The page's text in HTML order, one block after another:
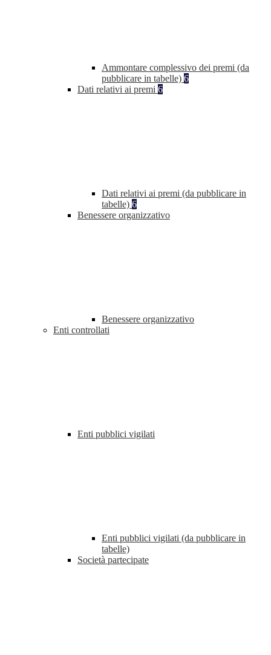
Ammontare complessivo dei premi (da
pubblicare in tabelle) 6
Dati relativi ai premi 6
Dati relativi ai premi (da pubblicare in
tabelle) 6
Benessere organizzativo
Benessere organizzativo
Enti controllati
Enti pubblici vigilati
Enti pubblici vigilati (da pubblicare in
tabelle)
Società partecipate